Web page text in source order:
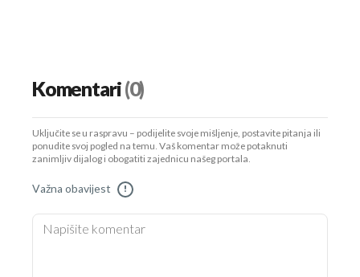
Komentari(0)
Uključite se u raspravu – podijelite svoje mišljenje, postavite pitanja ili
ponudite svoj pogled na temu. Vaš komentar može potaknuti
zanimljiv dijalog i obogatiti zajednicu našeg portala.
Važna obavijest !